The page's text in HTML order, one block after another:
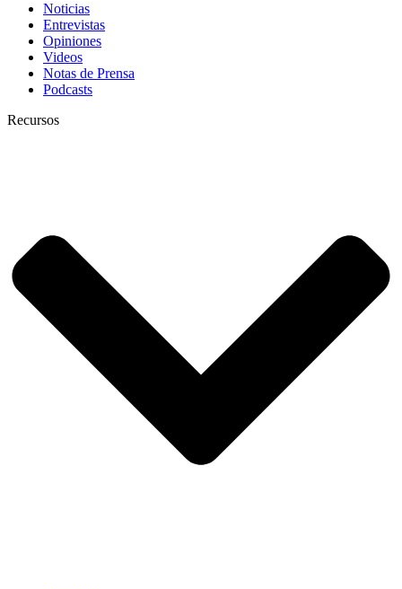
Noticias
Entrevistas
Opiniones
Videos
Notas de Prensa
Podcasts
Recursos